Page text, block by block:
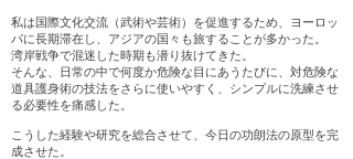
私は国際文化交流（武術や芸術）を促進するため、ヨーロッ
パに長期滞在し、アジアの国々も旅することが多かった。
湾岸戦争で混迷した時期も潜り抜けてきた。
そんな、日常の中で何度か危険な目にあうたびに、対危険な
道具護身術の技法をさらに使いやすく、シンプルに洗練させ
る必要性を痛感した。
こうした経験や研究を総合させて、今日の功朗法の原型を完
成させた。